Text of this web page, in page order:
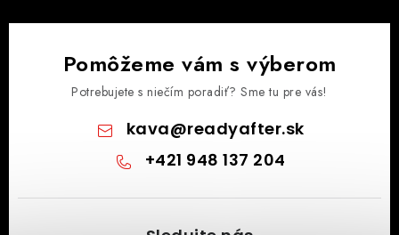
Pomôžeme vám s výberom
Potrebujete s niečím poradiť? Sme tu pre vás!
kava@readyafter.sk
+421 948 137 204